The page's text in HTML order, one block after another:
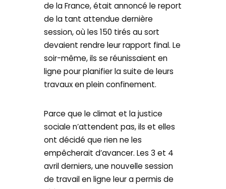
de la France, était annoncé le report
de la tant attendue dernière
session, où les 150 tirés au sort
devaient rendre leur rapport final. Le
soir-même, ils se réunissaient en
ligne pour planifier la suite de leurs
travaux en plein confinement.
Parce que le climat et la justice
sociale n’attendent pas, ils et elles
ont décidé que rien ne les
empêcherait d’avancer. Les 3 et 4
avril derniers, une nouvelle session
de travail en ligne leur a permis de